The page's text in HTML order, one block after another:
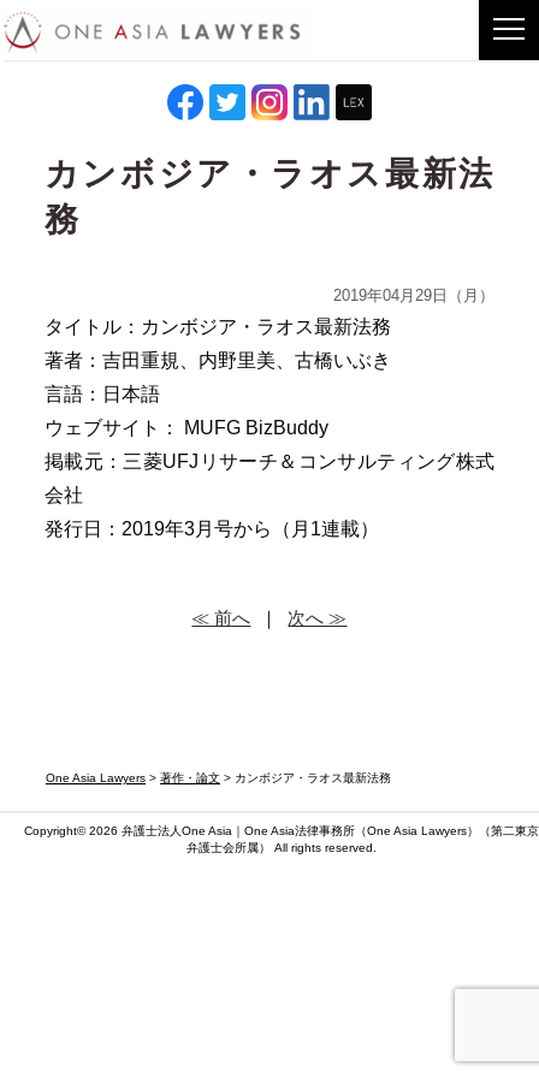
One Asia Lawyers > 著作・論文 > カンボジア・ラオス最新法務
カンボジア・ラオス最新法
務
2019年04月29日（月）
タイトル：カンボジア・ラオス最新法務
著者：吉田重規、内野里美、古橋いぶき
言語：日本語
ウェブサイト：
MUFG BizBuddy
掲載元： 三菱UFJ リサーチ＆コンサルティング株式
会社
発行日：2019年3月号から（月1連載）
≪ 前へ ｜ 次へ ≫
Copyright© 2026 弁護士法人One Asia｜One Asia法律事務所（One Asia Lawyers）（第二東京
弁護士会所属） All rights reserved.